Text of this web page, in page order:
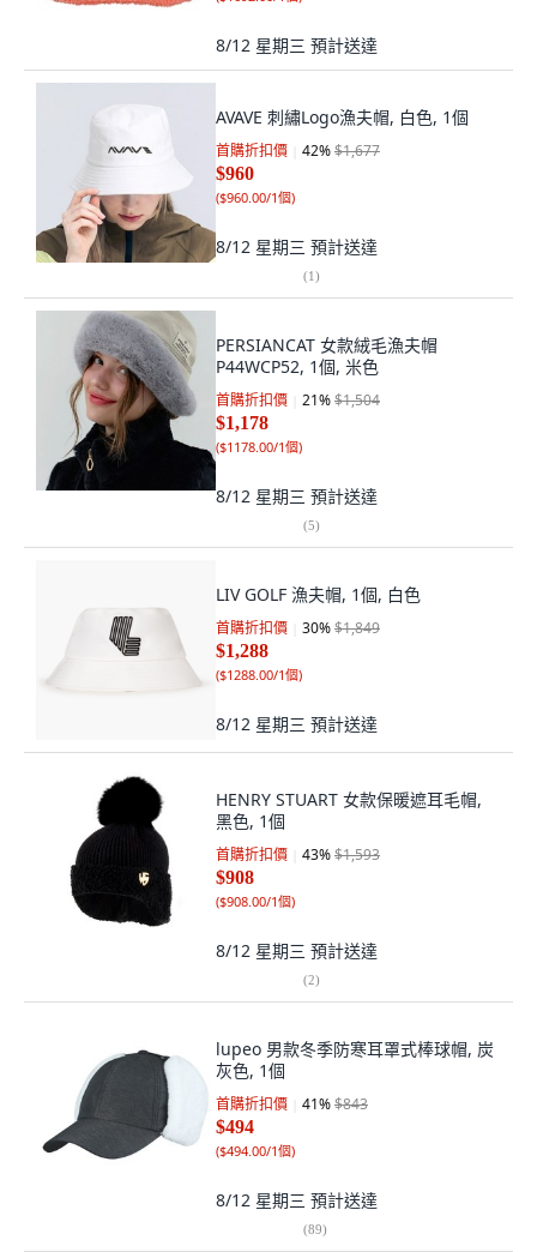
8/12 星期三 預計送達
AVAVE 刺繡Logo漁夫帽, 白色, 1個
首購折扣價 42%$1,677
$960
($960.00/1個)
8/12 星期三 預計送達
(1)
PERSIANCAT 女款絨毛漁夫帽
P44WCP52, 1個, 米色
首購折扣價 21%$1,504
$1,178
($1178.00/1個)
8/12 星期三 預計送達
(5)
LIV GOLF 漁夫帽, 1個, 白色
首購折扣價 30%$1,849
$1,288
($1288.00/1個)
8/12 星期三 預計送達
HENRY STUART 女款保暖遮耳毛帽,
黑色, 1個
首購折扣價 43%$1,593
$908
($908.00/1個)
8/12 星期三 預計送達
(2)
lupeo 男款冬季防寒耳罩式棒球帽, 炭
灰色, 1個
首購折扣價 41%$843
$494
($494.00/1個)
8/12 星期三 預計送達
(89)